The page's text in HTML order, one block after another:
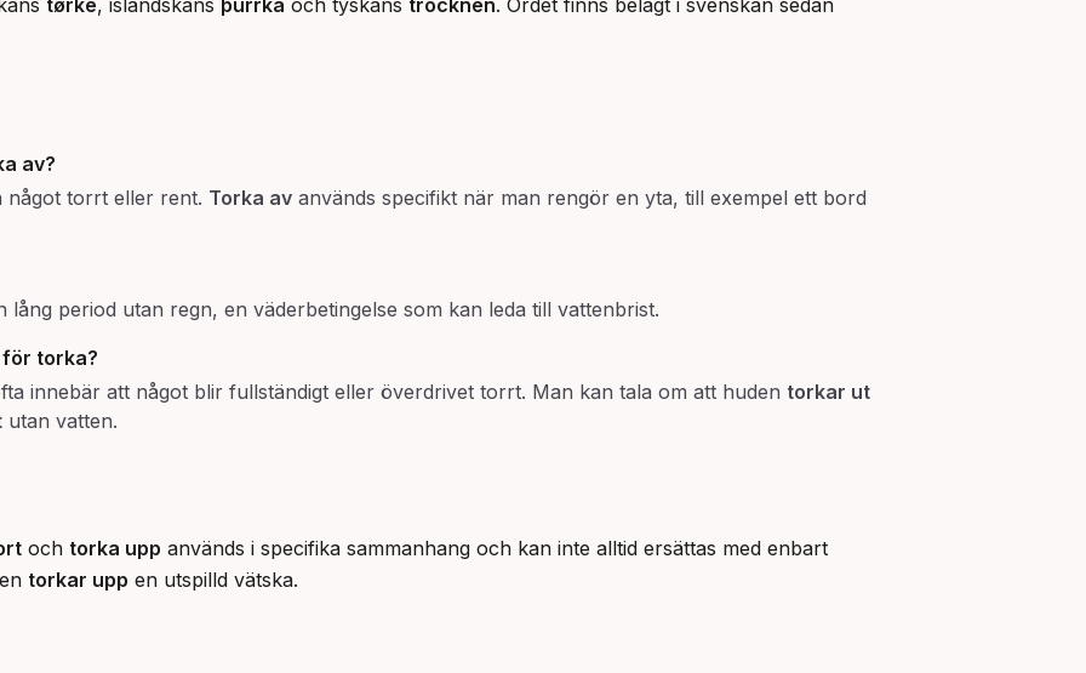
tørke, isländskans þurrka och tyskans trocknen. Ordet finns belagt i svenskan sedan
av?
torrt eller rent. Torka av används specifikt när man rengör en yta, till exempel ett bord
lång period utan regn, en väderbetingelse som kan leda till vattenbrist.
torka?
innebär att något blir fullständigt eller överdrivet torrt. Man kan tala om att huden torkar ut
utan vatten.
och torka upp används i specifika sammanhang och kan inte alltid ersättas med enbart
torkar upp en utspilld vätska.